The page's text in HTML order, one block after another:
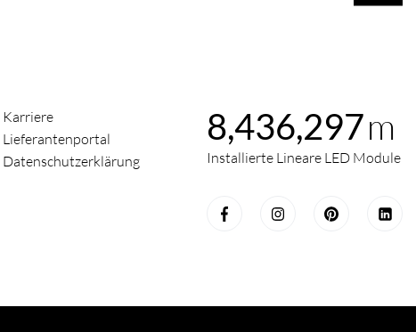
Karriere
Lieferantenportal
Datenschutzerklärung
8,436,297m
Installierte Lineare LED Module